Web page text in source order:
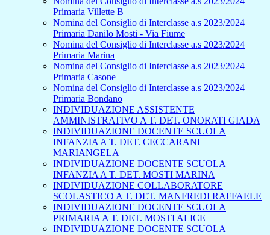
Primaria Villette B
Nomina del Consiglio di Interclasse a.s 2023/2024
Primaria Danilo Mosti - Via Fiume
Nomina del Consiglio di Interclasse a.s 2023/2024
Primaria Marina
Nomina del Consiglio di Interclasse a.s 2023/2024
Primaria Casone
Nomina del Consiglio di Interclasse a.s 2023/2024
Primaria Bondano
INDIVIDUAZIONE ASSISTENTE
AMMINISTRATIVO A T. DET. ONORATI GIADA
INDIVIDUAZIONE DOCENTE SCUOLA
INFANZIA A T. DET. CECCARANI
MARIANGELA
INDIVIDUAZIONE DOCENTE SCUOLA
INFANZIA A T. DET. MOSTI MARINA
INDIVIDUAZIONE COLLABORATORE
SCOLASTICO A T. DET. MANFREDI RAFFAELE
INDIVIDUAZIONE DOCENTE SCUOLA
PRIMARIA A T. DET. MOSTI ALICE
INDIVIDUAZIONE DOCENTE SCUOLA